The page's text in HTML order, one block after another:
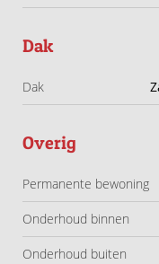
het water.
Dak
Dak
Overig
Permanente bewoning
Onderhoud binnen
Onderhoud buiten